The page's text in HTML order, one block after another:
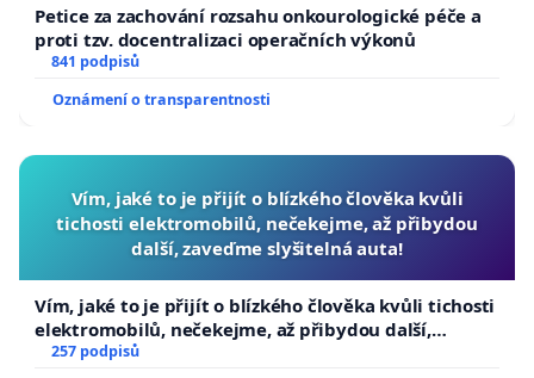
Petice za zachování rozsahu onkourologické péče a
proti tzv. docentralizaci operačních výkonů
841 podpisů
Oznámení o transparentnosti
Vím, jaké to je přijít o blízkého člověka kvůli
tichosti elektromobilů, nečekejme, až přibydou
další, zaveďme slyšitelná auta!
Vím, jaké to je přijít o blízkého člověka kvůli tichosti
elektromobilů, nečekejme, až přibydou další,
zaveďme slyšitelná auta!
257 podpisů